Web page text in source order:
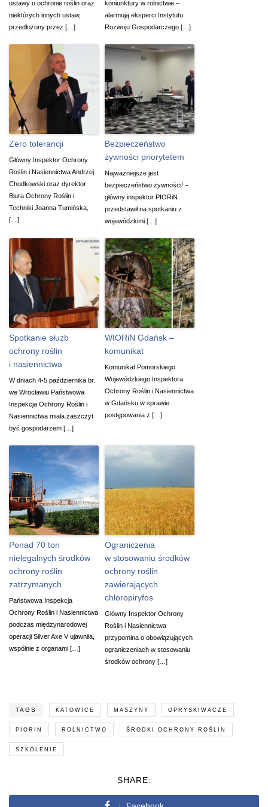
ustawy o ochronie roślin oraz
niektórych innych ustaw,
przedłożony przez […]
koniunktury w rolnictwie –
alarmują eksperci Instytutu
Rozwoju Gospodarczego […]
Zero tolerancji
Główny Inspektor Ochrony
Roślin i Nasiennictwa Andrzej
Chodkowski oraz dyrektor
Biura Ochrony Roślin i
Techniki Joanna Tumińska,
[…]
Bezpieczeństwo
żywności priorytetem
Najważniejsze jest
bezpieczeństwo żywności! –
główny inspektor PIORiN
przedstawił na spotkaniu z
wojewódzkimi […]
Spotkanie służb
ochrony roślin
i nasiennictwa
W dniach 4-5 października br.
we Wrocławiu Państwowa
Inspekcja Ochrony Roślin i
Nasiennictwa miała zaszczyt
być gospodarzem […]
WIORiN Gdańsk –
komunikat
Komunikat Pomorskiego
Wojewódzkiego Inspektora
Ochrony Roślin i Nasiennictwa
w Gdańsku w sprawie
postępowania z […]
Ponad 70 ton
nielegalnych środków
ochrony roślin
zatrzymanych
Państwowa Inspekcja
Ochrony Roślin i Nasiennictwa
podczas międzynarodowej
operacji Silver Axe V ujawniła,
wspólnie z organami […]
Ograniczenia
w stosowaniu środków
ochrony roślin
zawierających
chloropiryfos
Główny Inspektor Ochrony
Roślin i Nasiennictwa
przypomina o obowiązujących
ograniczeniach w stosowaniu
środków ochrony […]
TAGS KATOWICE MASZYNY OPRYSKIWACZE
PIORIN ROLNICTWO ŚRODKI OCHRONY ROŚLIN
SZKOLENIE
SHARE: